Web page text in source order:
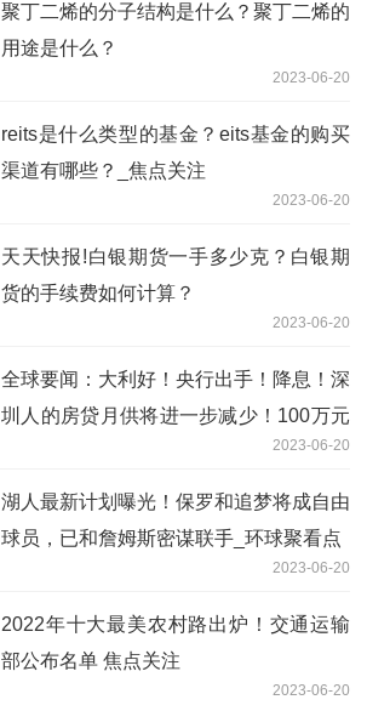
聚丁二烯的分子结构是什么？聚丁二烯的
用途是什么？
2023-06-20
reits是什么类型的基金？eits基金的购买
渠道有哪些？_焦点关注
2023-06-20
天天快报!白银期货一手多少克？白银期
货的手续费如何计算？
2023-06-20
全球要闻：大利好！央行出手！降息！深
圳人的房贷月供将进一步减少！100万元
2023-06-20
湖人最新计划曝光！保罗和追梦将成自由
球员，已和詹姆斯密谋联手_环球聚看点
2023-06-20
2022年十大最美农村路出炉！交通运输
部公布名单 焦点关注
2023-06-20